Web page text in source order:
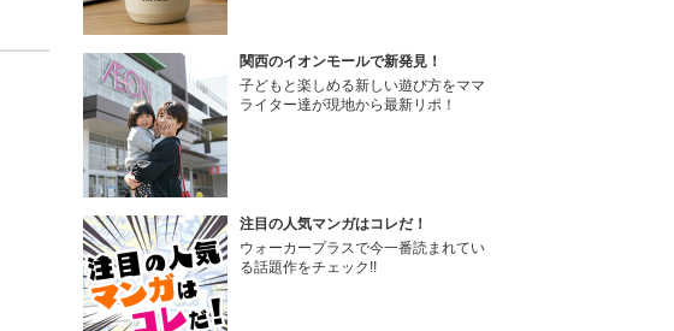
関西のイオンモールで新発見！
子どもと楽しめる新しい遊び方をママ
ライター達が現地から最新リポ！
注目の人気マンガはコレだ！
ウォーカープラスで今一番読まれてい
る話題作をチェック!!